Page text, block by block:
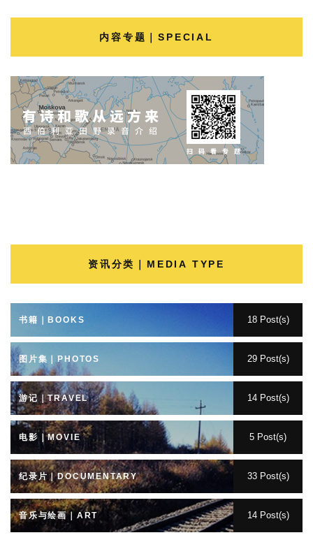
内容专题｜SPECIAL
资讯分类｜MEDIA TYPE
书籍｜BOOKS 18 Post(s)
图片集｜PHOTOS 29 Post(s)
游记｜TRAVEL 14 Post(s)
电影｜MOVIE 5 Post(s)
纪录片｜DOCUMENTARY 33 Post(s)
音乐与绘画｜ART 14 Post(s)